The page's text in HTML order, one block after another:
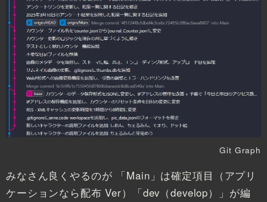
Git Graph
みなさん良くやるのが 「Main」は確定項目（アプリ
ケーションなら配布 Ver）「dev（develop）」が編